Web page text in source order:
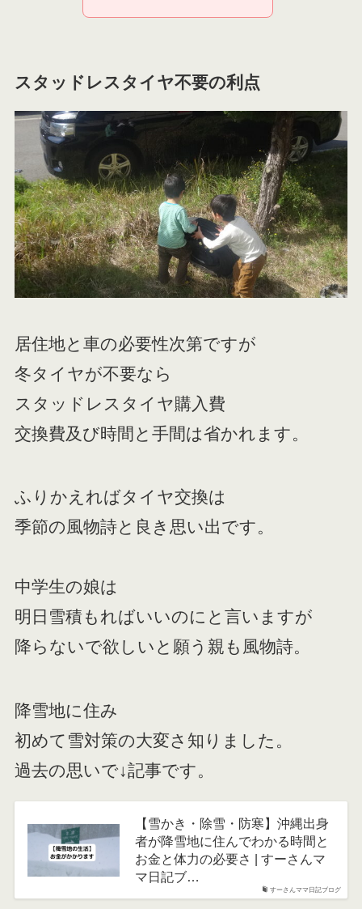
スタッドレスタイヤ不要の利点
居住地と車の必要性次第ですが
冬タイヤが不要なら
スタッドレスタイヤ購入費
交換費及び時間と手間は省かれます。
ふりかえればタイヤ交換は
季節の風物詩と良き思い出です。
中学生の娘は
明日雪積もればいいのにと言いますが
降らないで欲しいと願う親も風物詩。
降雪地に住み
初めて雪対策の大変さ知りました。
過去の思いで↓記事です。
すーさんママ日記ブログ
【雪かき・除雪・防寒】沖縄出身
者が降雪地に住んでわかる時間と
お金と体力の必要さ | すーさんマ
マ日記ブ…